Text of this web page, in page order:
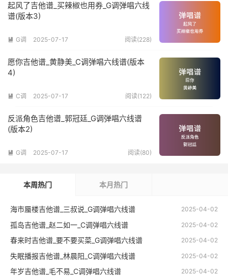
起风了吉他谱_买辣椒也用券_G调弹唱六线
谱(版本3)
 G调 2025-07-17 阅读(228)
愿你吉他谱_黄静美_C调弹唱六线谱(版本
4)
 C调 2025-07-17 阅读(122)
反派角色吉他谱_郭冠廷_G调弹唱六线谱
(版本2)
 G调 2025-07-17 阅读(80)
本周热门 本月热门
2025-04-02
海市蜃楼吉他谱_三叔说_G调弹唱六线谱
2025-04-02
孤岛吉他谱_赵二如一_C调弹唱六线谱
2025-04-02
春来时吉他谱_要不要买菜_G调弹唱六线谱
2025-04-02
失眠播报吉他谱_林晨阳_C调弹唱六线谱
2025-04-02
年岁吉他谱_毛不易_C调弹唱六线谱